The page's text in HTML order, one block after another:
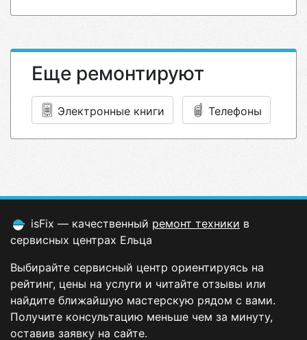
Еще ремонтируют
Электронные книги Телефоны
isFix — качественный ремонт техники в
сервисных центрах Ельца
Выбирайте сервисный центр ориентируясь на
рейтинг, цены на услуги и читайте отзывы или
найдите ближайшую мастерскую рядом с вами.
Получите консультацию меньше чем за минуту,
оставив заявку на сайте.